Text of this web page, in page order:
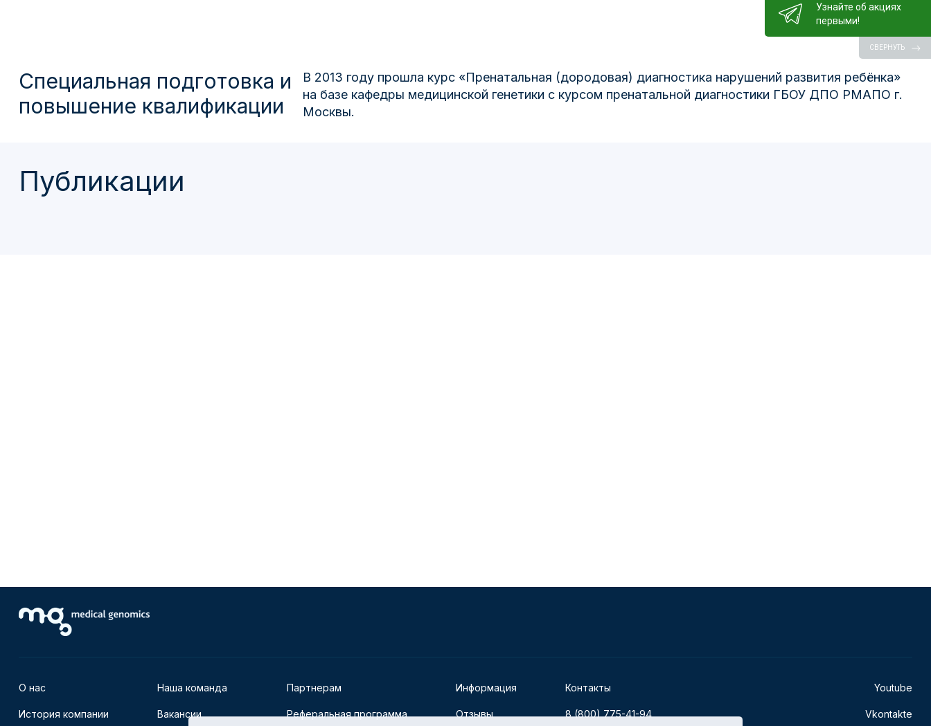
Специальная подготовка и
повышение квалификации
В 2013 году прошла курс «Пренатальная (дородовая) диагностика нарушений развития ребёнка»
на базе кафедры медицинской генетики с курсом пренатальной диагностики ГБОУ ДПО РМАПО г.
Москвы.
Публикации
О нас
История компании
Наша команда
Вакансии
Партнерам
Реферальная программа
Информация
Отзывы
Контакты
8 (800) 775-41-94
Youtube
Vkontakte
Узнайте об акциях
первыми!
СВЕРНУТЬ